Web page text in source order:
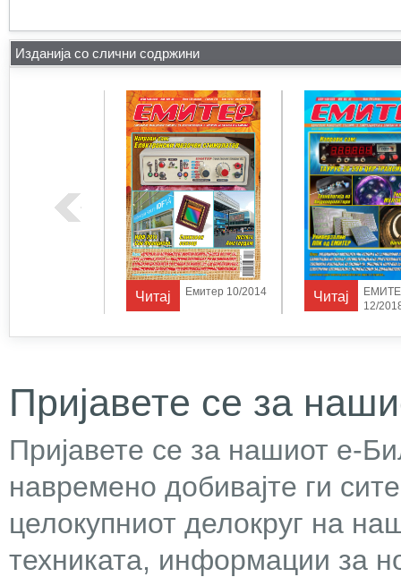
Изданија со слични содржини
Читај Емитер 10/2014 Читај
12/
Пријавете се за
Пријавете се за нашиот е-
навремено добивајте ги
целокупниот делокруг на
техниката, информации за